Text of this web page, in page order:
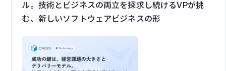
ル。技術とビジネスの両立を探求し続けるVPが挑
む、新しいソフトウェアビジネスの形